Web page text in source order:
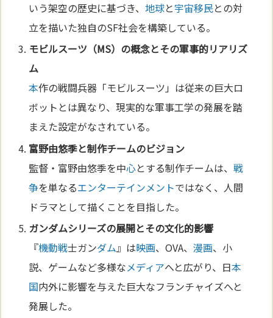
いう架空の歴史に基づき、地球と宇宙移民との対
立を描いた独自のSF社会を構築している。
モビルスーツ（MS）の概念とその軍事的リアリズ
ム
本作の戦闘兵器「モビルスーツ」は従来の巨大ロ
ボットとは異なり、現実的な軍事工学の発展を踏
まえた設定がなされている。
富野由悠季と制作チームのビジョン
監督・富野由悠季を中心とする制作チームは、戦
争を単なるエンターテインメントではなく、人間
ドラマとして描くことを目指した。
ガンダムシリーズの展開とその文化的影響
『機動戦士ガンダム』は映画、OVA、漫画、小
説、ゲームなど多様なメディアへと広がり、日本
国内外に影響を与えた巨大なフランチャイズへと
発展した。